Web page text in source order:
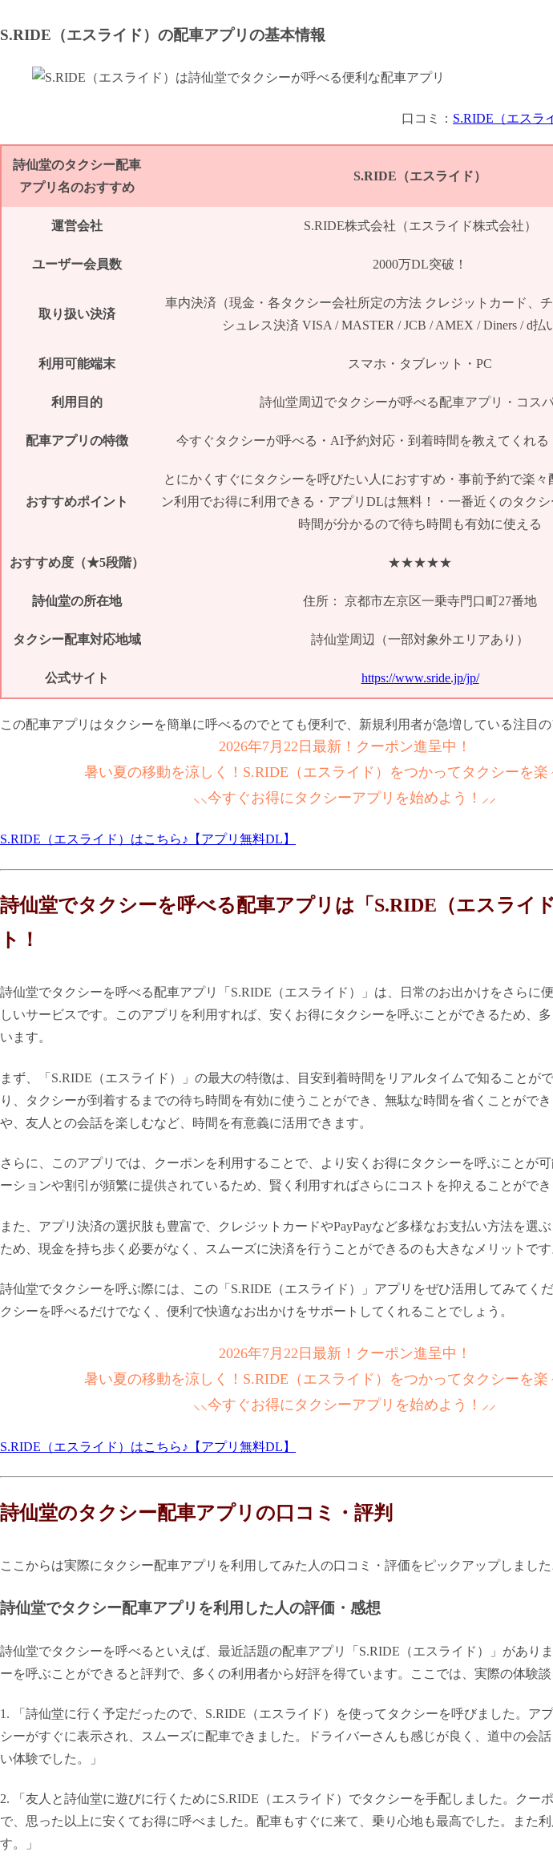
S.RIDE（エスライド）の配車アプリの基本情報
口コミ： S.RIDE（エスラ
詩仙堂のタクシー配車
アプリ名のおすすめ
S.RIDE（エスライド）
運営会社 S.RIDE株式会社（エスライド株式会社）
ユーザー会員数 2000万DL突破！
取り扱い決済
車内決済（現金・各タクシー会社所定の方法 クレジットカード、
シュレス決済 VISA / MASTER / JCB / AMEX / Diners / d払
利用可能端末 スマホ・タブレット・PC
利用目的 詩仙堂周辺でタクシーが呼べる配車アプリ・コス
配車アプリの特徴 今すぐタクシーが呼べる・AI予約対応・到着時間を教えてくれ
おすすめポイント
とにかくすぐにタクシーを呼びたい人におすすめ・事前予約で楽
ン利用でお得に利用できる・アプリDLは無料！・一番近くのタク
時間が分かるので待ち時間も有効に使える
おすすめ度（★5段階） ★★★★★
詩仙堂の所在地 住所： 京都市左京区一乗寺門口町27番地
タクシー配車対応地域 詩仙堂周辺（一部対象外エリアあり）
公式サイト https://www.sride.jp/jp/
この配車アプリはタクシーを簡単に呼べるのでとても便利で、新規利用者が急増している注目
2026年7月22日最新！クーポン進呈中！
暑い夏の移動を涼しく！S.RIDE（エスライド）をつかってタクシーを楽
⸜⸜今すぐお得にタクシーアプリを始めよう！⸝⸝
S.RIDE（エスライド）はこちら♪【アプリ無料DL】
詩仙堂でタクシーを呼べる配車アプリは「S.RIDE（エスライ
ト！
詩仙堂でタクシーを呼べる配車アプリ「S.RIDE（エスライド）」は、日常のお出かけをさらに
しいサービスです。このアプリを利用すれば、安くお得にタクシーを呼ぶことができるため、
います。
まず、「S.RIDE（エスライド）」の最大の特徴は、目安到着時間をリアルタイムで知ることが
り、タクシーが到着するまでの待ち時間を有効に使うことができ、無駄な時間を省くことがで
や、友人との会話を楽しむなど、時間を有意義に活用できます。
さらに、このアプリでは、クーポンを利用することで、より安くお得にタクシーを呼ぶことが
ーションや割引が頻繁に提供されているため、賢く利用すればさらにコストを抑えることができ
また、アプリ決済の選択肢も豊富で、クレジットカードやPayPayなど多様なお支払い方法を選
ため、現金を持ち歩く必要がなく、スムーズに決済を行うことができるのも大きなメリットです
詩仙堂でタクシーを呼ぶ際には、この「S.RIDE（エスライド）」アプリをぜひ活用してみてく
クシーを呼べるだけでなく、便利で快適なお出かけをサポートしてくれることでしょう。
2026年7月22日最新！クーポン進呈中！
暑い夏の移動を涼しく！S.RIDE（エスライド）をつかってタクシーを楽
⸜⸜今すぐお得にタクシーアプリを始めよう！⸝⸝
S.RIDE（エスライド）はこちら♪【アプリ無料DL】
詩仙堂のタクシー配車アプリの口コミ・評判
ここからは実際にタクシー配車アプリを利用してみた人の口コミ・評価をピックアップしました
詩仙堂でタクシー配車アプリを利用した人の評価・感想
詩仙堂でタクシーを呼べるといえば、最近話題の配車アプリ「S.RIDE（エスライド）」があり
ーを呼ぶことができると評判で、多くの利用者から好評を得ています。ここでは、実際の体験談
1. 「詩仙堂に行く予定だったので、S.RIDE（エスライド）を使ってタクシーを呼びました。ア
シーがすぐに表示され、スムーズに配車できました。ドライバーさんも感じが良く、道中の会
い体験でした。」
2. 「友人と詩仙堂に遊びに行くためにS.RIDE（エスライド）でタクシーを手配しました。クー
で、思った以上に安くてお得に呼べました。配車もすぐに来て、乗り心地も最高でした。また
す。」